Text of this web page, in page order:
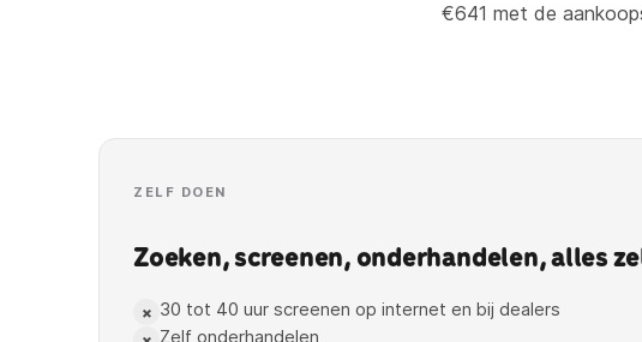
€641 met de
ZELF DOEN
Zoeken, screenen, onderhandelen, alles
× 30 tot 40 uur screenen op internet en bij dealers
Zelf onderhandelen